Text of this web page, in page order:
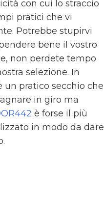
con cui lo straccio
pratici che vi
Potrebbe stupirvi
bene il vostro
non perdete tempo
selezione. In
un pratico secchio che
in giro ma
è forse il più
in modo da dare